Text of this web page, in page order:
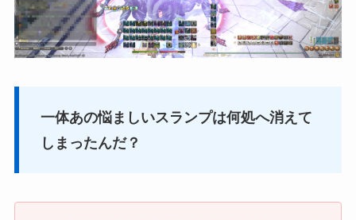
一体あの悩ましいスランプは何処へ消えて
しまったんだ？